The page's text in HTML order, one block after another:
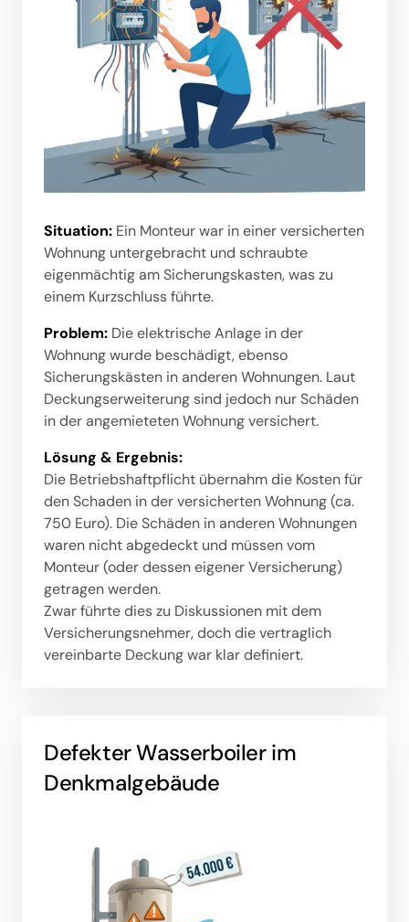
Situation: Ein Monteur war in einer versicherten
Wohnung untergebracht und schraubte
eigenmächtig am Sicherungskasten, was zu
einem Kurzschluss führte.
Problem: Die elektrische Anlage in der
Wohnung wurde beschädigt, ebenso
Sicherungskästen in anderen Wohnungen. Laut
Deckungserweiterung sind jedoch nur Schäden
in der angemieteten Wohnung versichert.
Lösung & Ergebnis:
Die Betriebshaftpflicht übernahm die Kosten für
den Schaden in der versicherten Wohnung (ca.
750 Euro). Die Schäden in anderen Wohnungen
waren nicht abgedeckt und müssen vom
Monteur (oder dessen eigener Versicherung)
getragen werden.
Zwar führte dies zu Diskussionen mit dem
Versicherungsnehmer, doch die vertraglich
vereinbarte Deckung war klar definiert.
Defekter Wasserboiler im
Denkmalgebäude